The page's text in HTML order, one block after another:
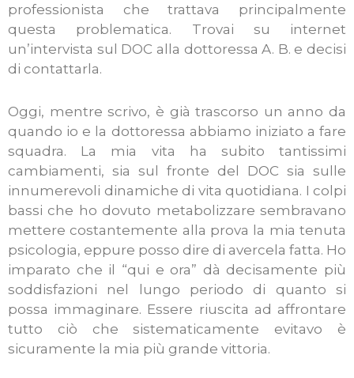
professionista che trattava principalmente
questa problematica. Trovai su internet
un’intervista sul DOC alla dottoressa A. B. e decisi
di contattarla.
Oggi, mentre scrivo, è già trascorso un anno da
quando io e la dottoressa abbiamo iniziato a fare
squadra. La mia vita ha subito tantissimi
cambiamenti, sia sul fronte del DOC sia sulle
innumerevoli dinamiche di vita quotidiana. I colpi
bassi che ho dovuto metabolizzare sembravano
mettere costantemente alla prova la mia tenuta
psicologia, eppure posso dire di avercela fatta. Ho
imparato che il “qui e ora” dà decisamente più
soddisfazioni nel lungo periodo di quanto si
possa immaginare. Essere riuscita ad affrontare
tutto ciò che sistematicamente evitavo è
sicuramente la mia più grande vittoria.